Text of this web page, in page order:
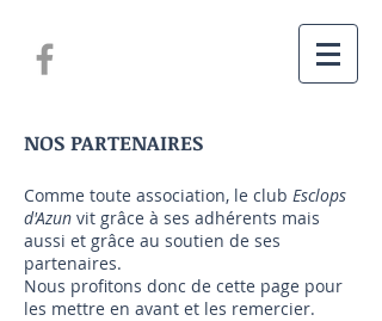
NOS PARTENAIRES
Comme toute association, le club Esclops
d'Azun vit grâce à ses adhérents mais
aussi et grâce au soutien de ses
partenaires.
Nous profitons donc de cette page pour
les mettre en avant et les remercier.